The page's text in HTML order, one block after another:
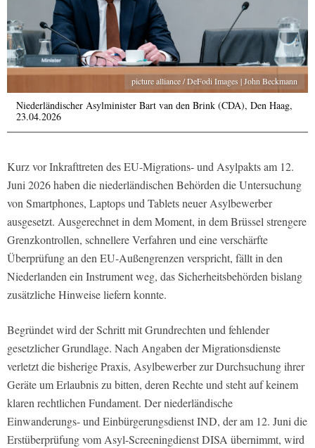
picture alliance / DeFodi Images | John Beckmann
Niederländischer Asylminister Bart van den Brink (CDA), Den Haag,
23.04.2026
Kurz vor Inkrafttreten des EU-Migrations- und Asylpakts am 12.
Juni 2026 haben die niederländischen Behörden die Untersuchung
von Smartphones, Laptops und Tablets neuer Asylbewerber
ausgesetzt. Ausgerechnet in dem Moment, in dem Brüssel strengere
Grenzkontrollen, schnellere Verfahren und eine verschärfte
Überprüfung an den EU-Außengrenzen verspricht, fällt in den
Niederlanden ein Instrument weg, das Sicherheitsbehörden bislang
zusätzliche Hinweise liefern konnte.
Begründet wird der Schritt mit Grundrechten und fehlender
gesetzlicher Grundlage. Nach Angaben der Migrationsdienste
verletzt die bisherige Praxis, Asylbewerber zur Durchsuchung ihrer
Geräte um Erlaubnis zu bitten, deren Rechte und steht auf keinem
klaren rechtlichen Fundament. Der niederländische
Einwanderungs- und Einbürgerungsdienst IND, der am 12. Juni die
Erstüberprüfung vom Asyl-Screeningdienst DISA übernimmt, wird